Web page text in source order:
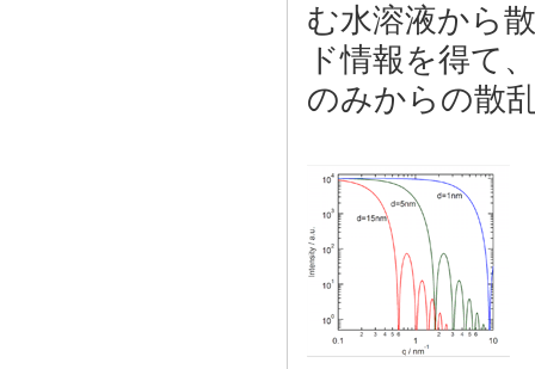
む水溶液から
ド情報を得て
のみからの散